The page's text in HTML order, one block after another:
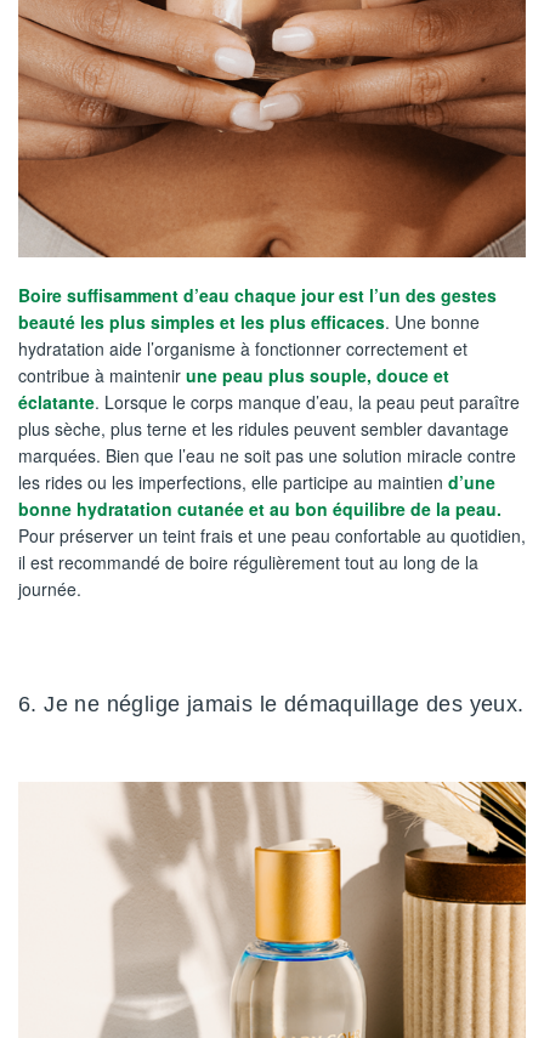
Boire suffisamment d’eau chaque jour est l’un des gestes
beauté les plus simples et les plus efficaces. Une bonne
hydratation aide l’organisme à fonctionner correctement et
contribue à maintenir une peau plus souple, douce et
éclatante. Lorsque le corps manque d’eau, la peau peut paraître
plus sèche, plus terne et les ridules peuvent sembler davantage
marquées. Bien que l’eau ne soit pas une solution miracle contre
les rides ou les imperfections, elle participe au maintien d’une
bonne hydratation cutanée et au bon équilibre de la peau.
Pour préserver un teint frais et une peau confortable au quotidien,
il est recommandé de boire régulièrement tout au long de la
journée.
6. Je ne néglige jamais le démaquillage des yeux.